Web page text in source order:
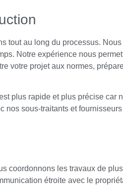
tout au long du processus.
Notre expérience nous
votre projet aux normes,
plus rapide et plus précise car
nos sous-traitants et
coordonnons les travaux de
étroite avec le